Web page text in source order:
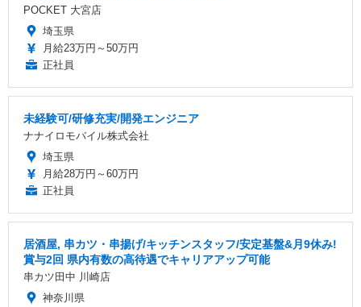
POCKET 大宮店
埼玉県
月給23万円～50万円
正社員
未経験可/研修充実/開発エンジニア
ナナイロモバイル株式会社
埼玉県
月給28万円～60万円
正社員
居酒屋, 串カツ・串揚げ/キッチンスタッフ/安定基盤&月9休み!
賞与2回 県内有数の高待遇でキャリアアップ可能
串カツ田中 川崎店
神奈川県